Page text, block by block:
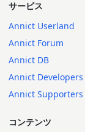
サービス
Annict Userland
Annict Forum
Annict DB
Annict Developers
Annict Supporters
コンテンツ